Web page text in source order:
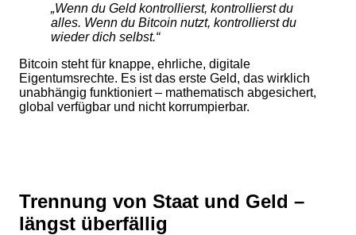
„Wenn du Geld kontrollierst, kontrollierst du
alles. Wenn du Bitcoin nutzt, kontrollierst du
wieder dich selbst.“
Bitcoin steht für knappe, ehrliche, digitale
Eigentumsrechte. Es ist das erste Geld, das wirklich
unabhängig funktioniert – mathematisch abgesichert,
global verfügbar und nicht korrumpierbar.
Trennung von Staat und Geld –
längst überfällig